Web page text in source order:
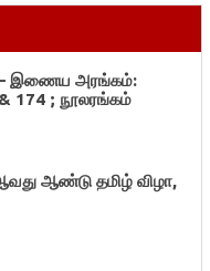
– இணைய அரங்கம்:
174 ; நூலரங்கம்
ஆண்டு தமிழ் விழா,